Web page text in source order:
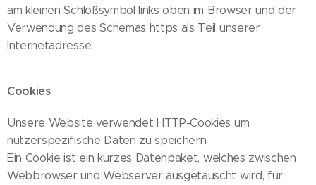
am kleinen Schloßsymbol links oben im Browser und der
Verwendung des Schemas https als Teil unserer
Internetadresse.
Cookies
Unsere Website verwendet HTTP-Cookies um
nutzerspezifische Daten zu speichern.
Ein Cookie ist ein kurzes Datenpaket, welches zwischen
Webbrowser und Webserver ausgetauscht wird, für